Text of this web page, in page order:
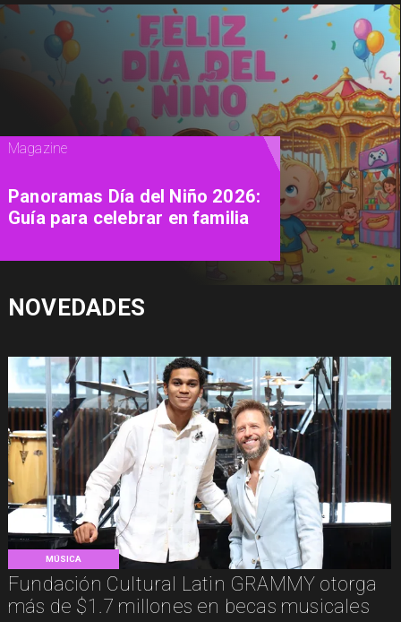
MÚSICA
Fundación Cultural Latin GRAMMY otorga
más de $1.7 millones en becas musicales
Televisión
docuserie de A&E que explora
la psicología de los líderes de
NOVEDADES